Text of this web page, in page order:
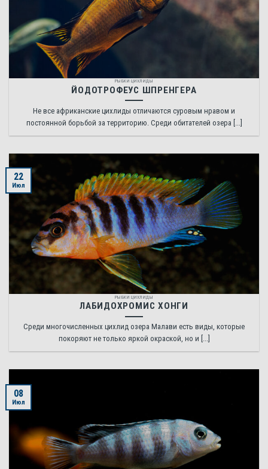
РЫБКИ ЦИХЛИДЫ
ЙОДОТРОФЕУС ШПРЕНГЕРА
Не все африканские цихлиды отличаются суровым нравом и
постоянной борьбой за территорию. Среди обитателей озера [...]
РЫБКИ ЦИХЛИДЫ
ЛАБИДОХРОМИС ХОНГИ
Среди многочисленных цихлид озера Малави есть виды, которые
покоряют не только яркой окраской, но и [...]
22
Июл
08
Июл